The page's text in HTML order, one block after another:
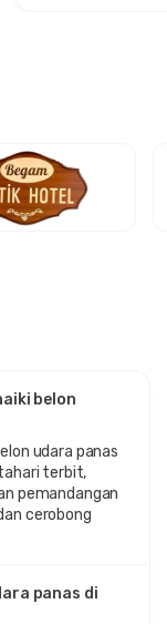
belon
udara panas
terbit,
pemandangan
cerobong
panas di